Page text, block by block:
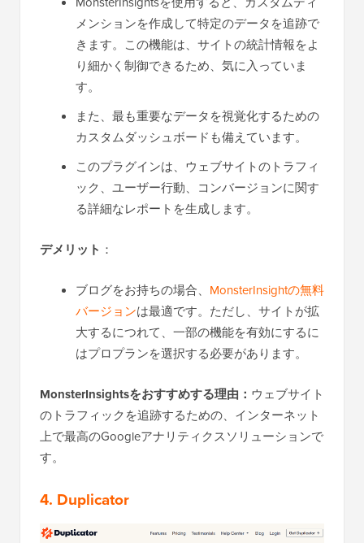
メンションを作成して特定のデータを追跡で
きます。この機能は、サイトの統計情報をよ
り細かく制御できるため、気に入っていま
す。
また、最も重要なデータを視覚化するための
カスタムダッシュボードも備えています。
このプラグインは、ウェブサイトのトラフィ
ック、ユーザー行動、コンバージョンに関す
る詳細なレポートを生成します。
デメリット ：
ブログをお持ちの場合、 MonsterInsightの無料
バージョンは最適です。ただし、サイトが拡
大するにつれて、一部の機能を有効にするに
はプロプランを選択する必要があります。
MonsterInsightsをおすすめする理由： ウェブサイト
のトラフィックを追跡するための、インターネット
上で最高のGoogleアナリティクスソリューションで
す。
4. Duplicator